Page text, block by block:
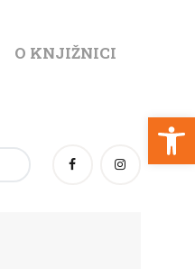
Open toolbar
O KNJIŽNICI